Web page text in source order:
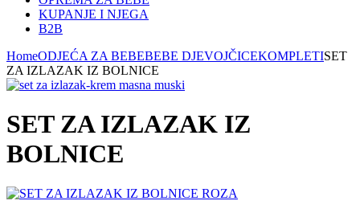
KUPANJE I NJEGA
B2B
HomeODJEĆA ZA BEBEBEBE DJEVOJČICEKOMPLETISET
ZA IZLAZAK IZ BOLNICE
SET ZA IZLAZAK IZ
BOLNICE